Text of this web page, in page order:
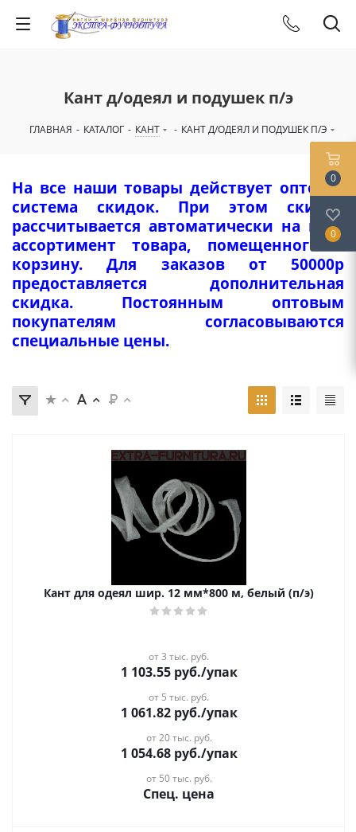
Кант д/одеял и подушек п/э
ГЛАВНАЯ - КАТАЛОГ - КАНТ - КАНТ Д/ОДЕЯЛ И ПОДУШЕК П/Э
На все наши товары действует оптовая
система скидок. При этом скидка
рассчитывается автоматически на весь
ассортимент товара, помещенного в
корзину. Для заказов от 50000р
предоставляется дополнительная
скидка. Постоянным оптовым
покупателям согласовываются
специальные цены.
Кант для одеял шир. 12 мм*800 м, белый (п/э)
от 3 тыс. руб.
1 103.55руб./упак
от 5 тыс. руб.
1 061.82руб./упак
от 20 тыс. руб.
1 054.68руб./упак
от 50 тыс. руб.
Спец. цена
0
0